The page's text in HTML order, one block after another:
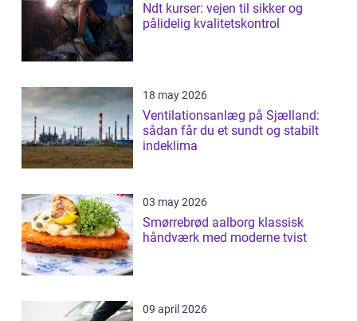
Ndt kurser: vejen til sikker og
pålidelig kvalitetskontrol
18 may 2026
Ventilationsanlæg på Sjælland:
sådan får du et sundt og stabilt
indeklima
03 may 2026
Smørrebrød aalborg klassisk
håndværk med moderne tvist
09 april 2026